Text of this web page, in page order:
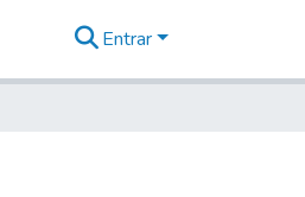
Entrar